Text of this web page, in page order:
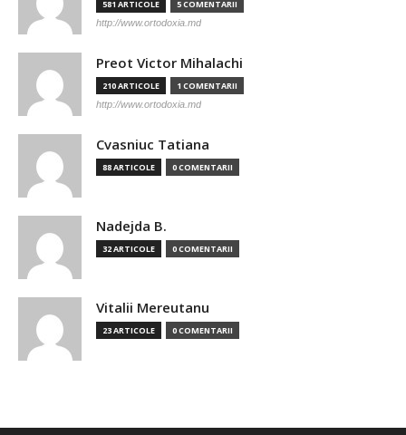
581 ARTICOLE 5 COMENTARII
http://www.ortodoxia.md
Preot Victor Mihalachi
210 ARTICOLE 1 COMENTARII
http://www.ortodoxia.md
Cvasniuc Tatiana
88 ARTICOLE 0 COMENTARII
Nadejda B.
32 ARTICOLE 0 COMENTARII
Vitalii Mereutanu
23 ARTICOLE 0 COMENTARII